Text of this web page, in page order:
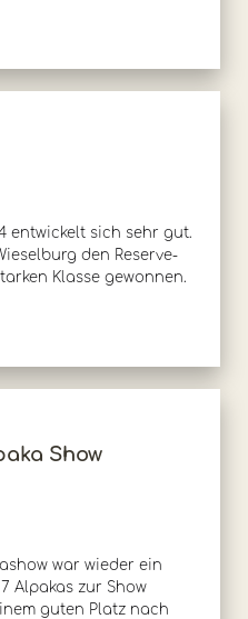
entwickelt sich sehr gut.
den Reserve-
Klasse gewonnen.
Show
war wieder ein
Alpakas zur Show
guten Platz nach